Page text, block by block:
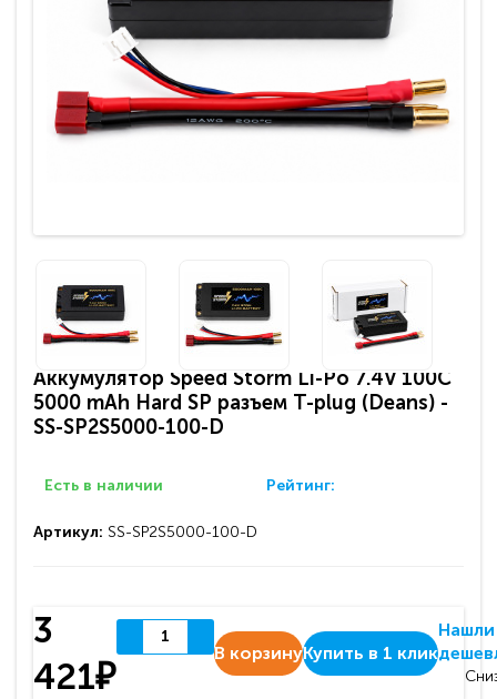
Аккумулятор Speed Storm Li-Po 7.4V 100C
5000 mAh Hard SP разъем T-plug (Deans) -
SS-SP2S5000-100-D
Есть в наличии Рейтинг:
Артикул: SS-SP2S5000-100-D
3
421₽
В корзинуКупить в 1 клик
Нашли